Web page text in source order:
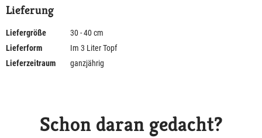
Lieferung
Liefergröße
30 - 40 cm
Lieferform
Im 3 Liter Topf
Lieferzeitraum
ganzjährig
Schon daran gedacht?